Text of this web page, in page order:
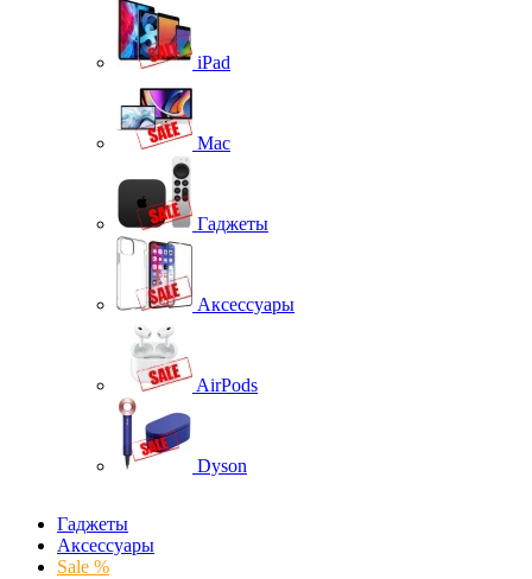
iPad
Mac
Гаджеты
Аксессуары
AirPods
Dyson
Гаджеты
Аксессуары
Sale %